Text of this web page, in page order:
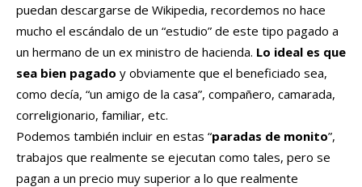
puedan descargarse de Wikipedia, recordemos no hace
mucho el escándalo de un “estudio” de este tipo pagado a
un hermano de un ex ministro de hacienda. Lo ideal es que
sea bien pagado y obviamente que el beneficiado sea,
como decía, “un amigo de la casa”, compañero, camarada,
correligionario, familiar, etc.
Podemos también incluir en estas “paradas de monito”,
trabajos que realmente se ejecutan como tales, pero se
pagan a un precio muy superior a lo que realmente